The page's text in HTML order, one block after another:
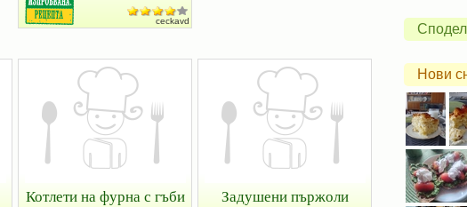
ceckavd
Котлети на фурна с гъби Задушени пържоли
Нови